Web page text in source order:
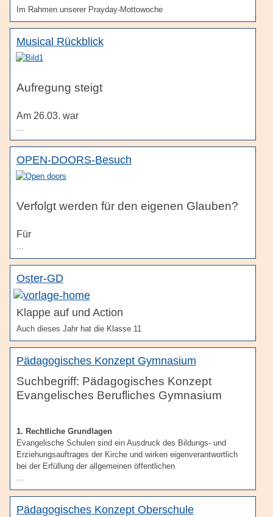
Im Rahmen unserer Prayday-Mottowoche
Musical Rückblick
Aufregung steigt
Am 26.03. war
OPEN-DOORS-Besuch
Verfolgt werden für den eigenen Glauben?
Für
Oster-GD
Klappe auf und Action
Auch dieses Jahr hat die Klasse 11
Pädagogisches Konzept Gymnasium
Pädagogisches Konzept
Evangelisches Berufliches Gymnasium
1. Rechtliche Grundlagen
Evangelische Schulen sind ein Ausdruck des Bildungs- und
Erziehungsauftrages der Kirche und wirken eigenverantwortlich
bei der Erfüllung der allgemeinen öffentlichen
...
Pädagogisches Konzept Oberschule